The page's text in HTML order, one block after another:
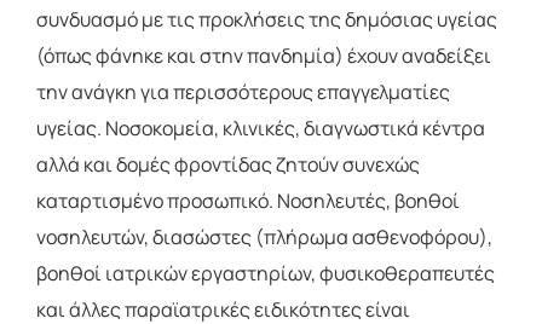
συνδυασμό με τις προκλήσεις της δημόσιας υγείας
(όπως φάνηκε και στην πανδημία) έχουν αναδείξει
την ανάγκη για περισσότερους επαγγελματίες
υγείας. Νοσοκομεία, κλινικές, διαγνωστικά κέντρα
αλλά και δομές φροντίδας ζητούν συνεχώς
καταρτισμένο προσωπικό. Νοσηλευτές, βοηθοί
νοσηλευτών, διασώστες (πλήρωμα ασθενοφόρου),
βοηθοί ιατρικών εργαστηρίων, φυσικοθεραπευτές
και άλλες παραϊατρικές ειδικότητες είναι